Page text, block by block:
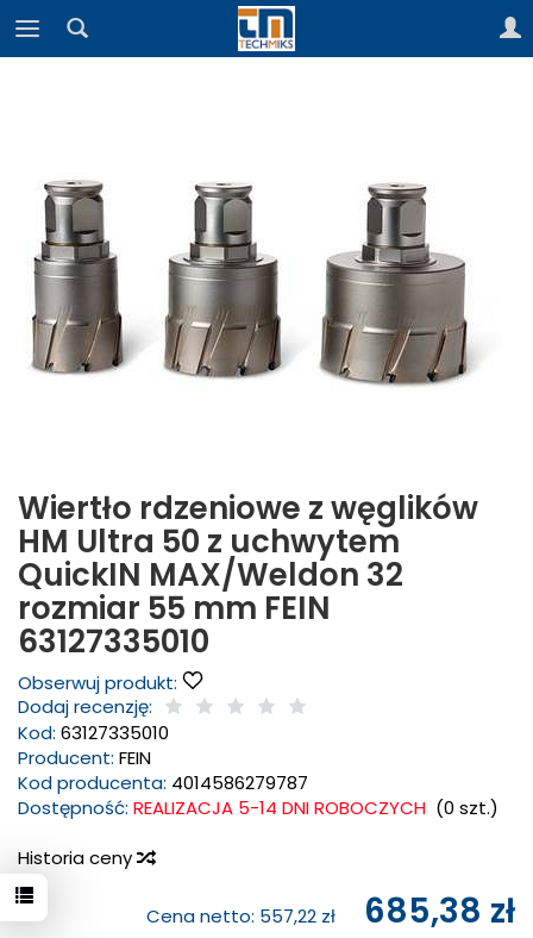
Wiertło rdzeniowe z węglików
HM Ultra 50 z uchwytem
QuickIN MAX/Weldon 32
rozmiar 55 mm FEIN
63127335010
Obserwuj produkt:
Dodaj recenzję:
Kod: 63127335010
Producent: FEIN
Kod producenta: 4014586279787
Dostępność: REALIZACJA 5-14 DNI ROBOCZYCH (0 szt.)
Historia ceny
Cena netto: 557,22 zł 685,38 zł